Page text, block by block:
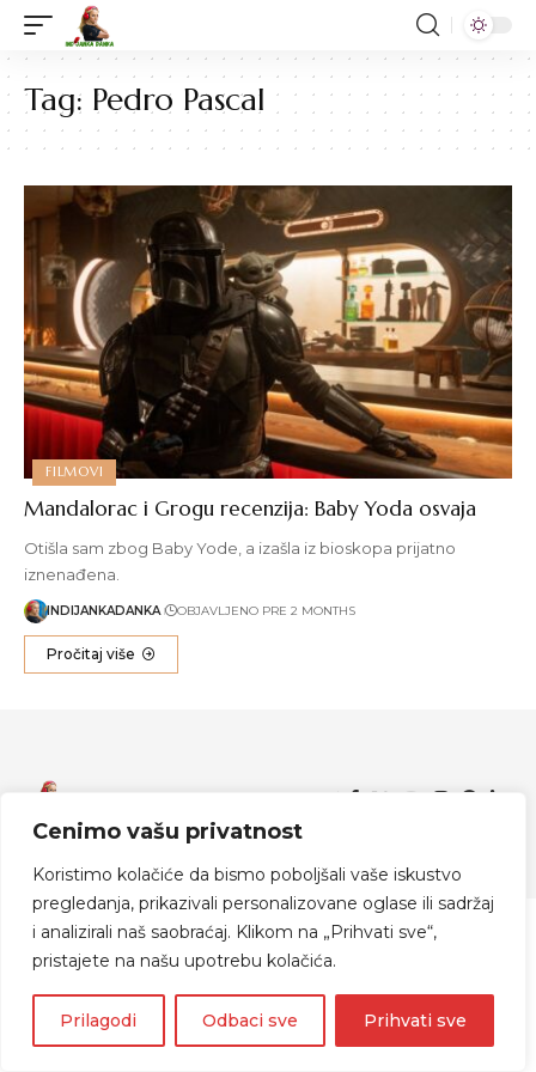
Cenimo vašu privatnost
Koristimo kolačiće da bismo poboljšali vaše iskustvo
pregledanja, prikazivali personalizovane oglase ili sadržaj
i analizirali naš saobraćaj. Klikom na „Prihvati sve“,
pristajete na našu upotrebu kolačića.
Prilagodi Odbaci sve Prihvati sve
Tag: Pedro Pascal
FILMOVI
Mandalorac i Grogu recenzija: Baby Yoda osvaja
Otišla sam zbog Baby Yode, a izašla iz bioskopa prijatno
iznenađena.
INDIJANKADANKA OBJAVLJENO PRE 2 MONTHS
Pročitaj više
© 2024 Indijanka Danka